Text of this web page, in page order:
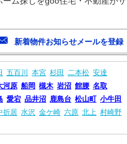
五百川 本宮 杉田 二本松 安達
河原 船岡 槻木 岩沼 館腰 名取
愛宕 品井沼 鹿島台 松山町 小牛田
折居 水沢 金ケ崎 六原 北上 村崎野